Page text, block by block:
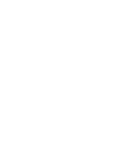
出来，蓬头
电诈集团以求查出未婚妻离奇死亡的
然对他说：“江逾白，我喜欢你，哲